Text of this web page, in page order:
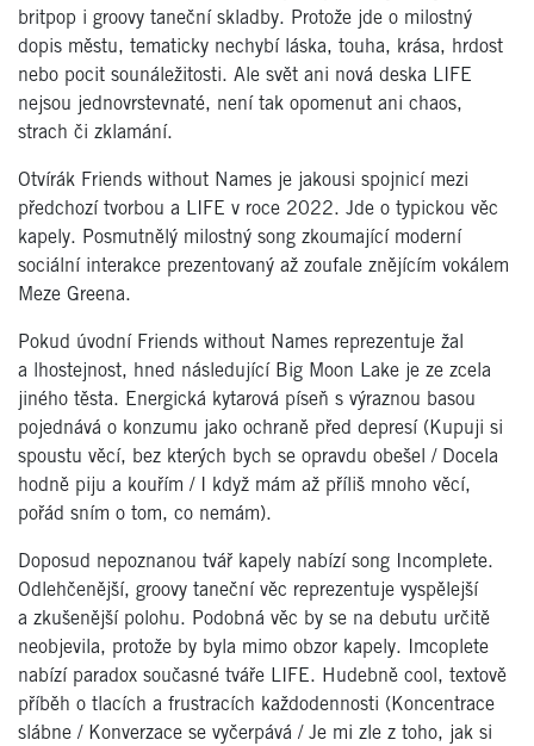
britpop i groovy taneční skladby. Protože jde o milostný
dopis městu, tematicky nechybí láska, touha, krása, hrdost
nebo pocit sounáležitosti. Ale svět ani nová deska LIFE
nejsou jednovrstevnaté, není tak opomenut ani chaos,
strach či zklamání.
Otvírák Friends without Names je jakousi spojnicí mezi
předchozí tvorbou a LIFE v roce 2022. Jde o typickou věc
kapely. Posmutnělý milostný song zkoumající moderní
sociální interakce prezentovaný až zoufale znějícím vokálem
Meze Greena.
Pokud úvodní Friends without Names reprezentuje žal
a lhostejnost, hned následující Big Moon Lake je ze zcela
jiného těsta. Energická kytarová píseň s výraznou basou
pojednává o konzumu jako ochraně před depresí (Kupuji si
spoustu věcí, bez kterých bych se opravdu obešel / Docela
hodně piju a kouřím / I když mám až příliš mnoho věcí,
pořád sním o tom, co nemám).
Doposud nepoznanou tvář kapely nabízí song Incomplete.
Odlehčenější, groovy taneční věc reprezentuje vyspělejší
a zkušenější polohu. Podobná věc by se na debutu určitě
neobjevila, protože by byla mimo obzor kapely. Imcoplete
nabízí paradox současné tváře LIFE. Hudebně cool, textově
příběh o tlacích a frustracích každodennosti (Koncentrace
slábne / Konverzace se vyčerpává / Je mi zle z toho, jak si